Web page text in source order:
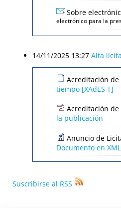
Sobre
electrónico para la
14/11/2025 13:27 Alta
Acreditación de
tiempo [XAdES-T]
Acreditación de
la publicación
Anuncio de
Documento en XML
Suscribirse al RSS